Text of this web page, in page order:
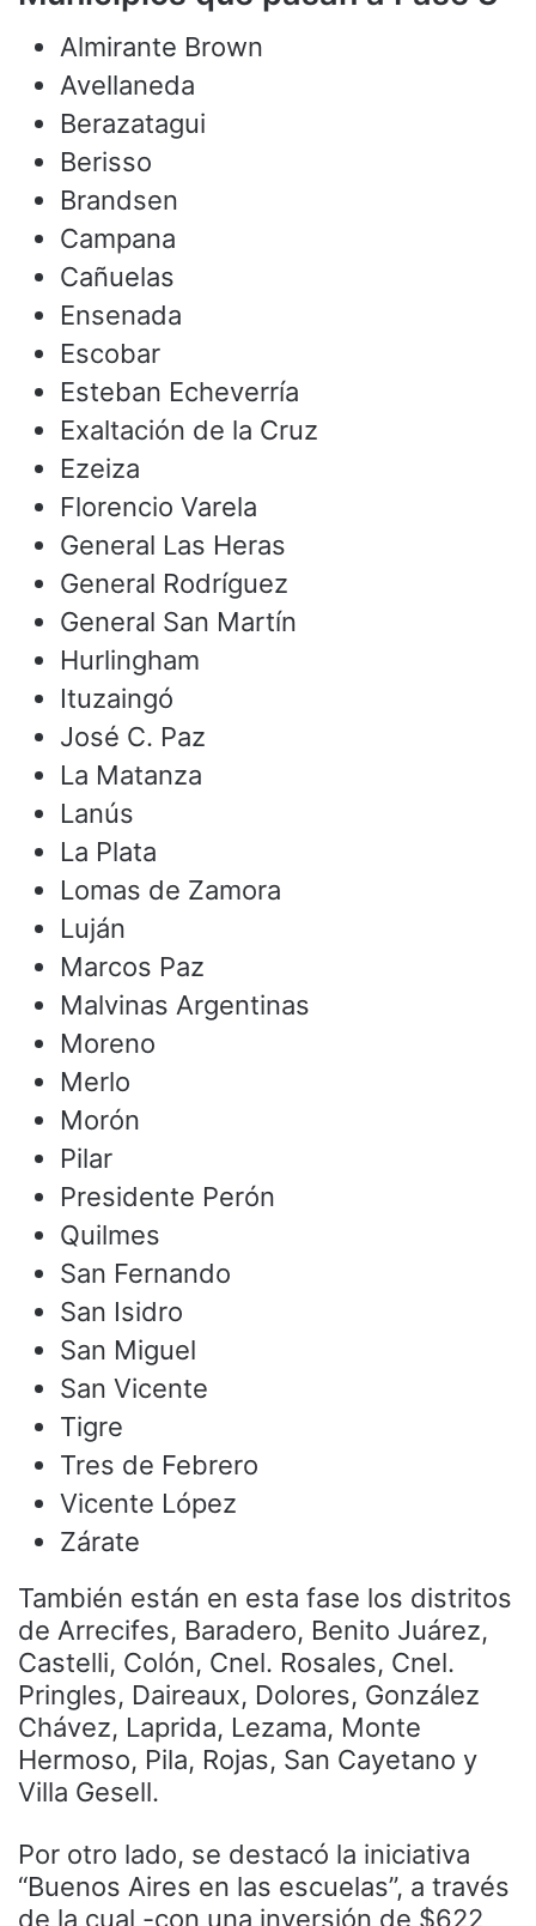
Almirante Brown
Avellaneda
Berazatagui
Berisso
Brandsen
Campana
Cañuelas
Ensenada
Escobar
Esteban Echeverría
Exaltación de la Cruz
Ezeiza
Florencio Varela
General Las Heras
General Rodríguez
General San Martín
Hurlingham
Ituzaingó
José C. Paz
La Matanza
Lanús
La Plata
Lomas de Zamora
Luján
Marcos Paz
Malvinas Argentinas
Moreno
Merlo
Morón
Pilar
Presidente Perón
Quilmes
San Fernando
San Isidro
San Miguel
San Vicente
Tigre
Tres de Febrero
Vicente López
Zárate
También están en esta fase los distritos
de Arrecifes, Baradero, Benito Juárez,
Castelli, Colón, Cnel. Rosales, Cnel.
Pringles, Daireaux, Dolores, González
Chávez, Laprida, Lezama, Monte
Hermoso, Pila, Rojas, San Cayetano y
Villa Gesell.
Por otro lado, se destacó la iniciativa
“Buenos Aires en las escuelas”, a través
de la cual -con una inversión de $622